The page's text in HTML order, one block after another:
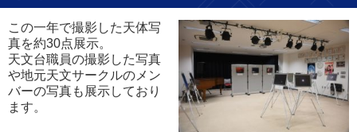
この一年で撮影した天体写
真を約30点展示。
天文台職員の撮影した写真
や地元天文サークルのメン
バーの写真も展示しており
ます。